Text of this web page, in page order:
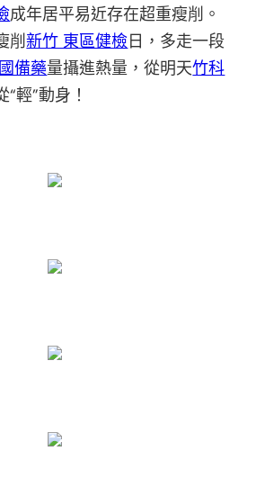
成年居平易近存在超重瘦削。
削新竹 東區健檢日，多走一段
備藥量攝進熱量，從明天竹科
“輕”動身！